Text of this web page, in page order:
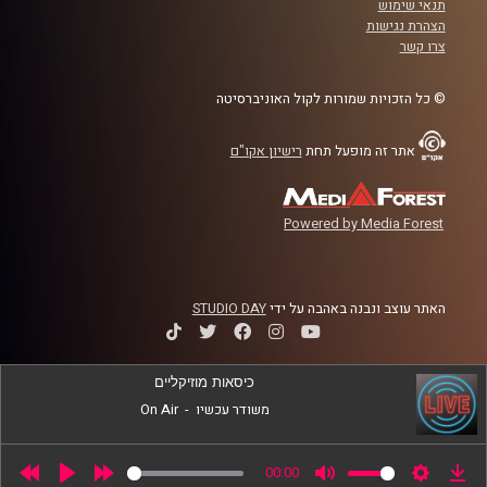
קרדיט תמונות:
תנאי שימוש
הצהרת נגישות
צרו קשר
© כל הזכויות שמורות לקול האוניברסיטה
אתר זה מופעל תחת רישיון אקו"ם
Powered by Media Forest
האתר עוצב ונבנה באהבה על ידיSTUDIO DAY
00:00
כיסאות מוזיקליים
משודר עכשיו -
On Air